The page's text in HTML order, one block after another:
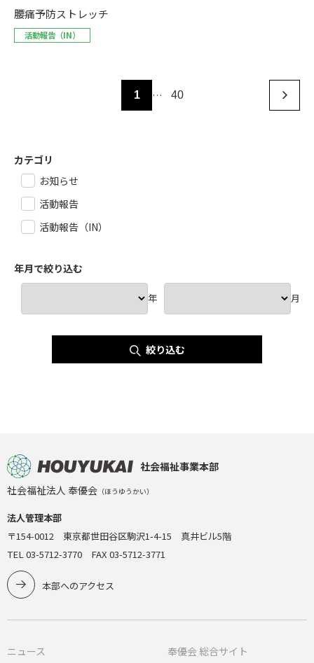
腰痛予防ストレッチ
活動報告（IN）
1 … 40
カテゴリ
お知らせ
活動報告
活動報告（IN）
年月で絞り込む
年 月
絞り込む
社会福祉事業本部
社会福祉法人 奉優会 （ほうゆうかい）
法人管理本部
〒154-0012 東京都世田谷区駒沢1-4-15 真井ビル5階
TEL 03-5712-3770 FAX 03-5712-3771
本部へのアクセス
ニュース 奉優会 総合サイト